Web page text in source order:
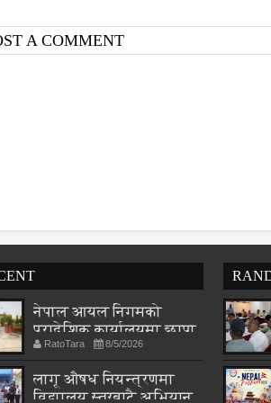
A COMMENT
नेपाल आयल निगमको
प्रादेशिक कार्यालयमा छापा
RatoTara 8/5/2026
लागू औषध नियन्त्रणमा
विद्यालय स्तरबाटै अभियान